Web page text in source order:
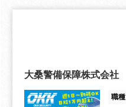
大桑警備保障株式会社
職種